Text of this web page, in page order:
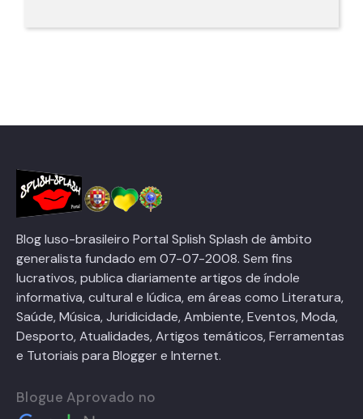
Blog luso-brasileiro Portal Splish Splash de âmbito
generalista fundado em 07-07-2008. Sem fins
lucrativos, publica diariamente artigos de índole
informativa, cultural e lúdica, em áreas como Literatura,
Saúde, Música, Juridicidade, Ambiente, Eventos, Moda,
Desporto, Atualidades, Artigos temáticos, Ferramentas
e Tutoriais para Blogger e Internet.
Blogue Aprovado no